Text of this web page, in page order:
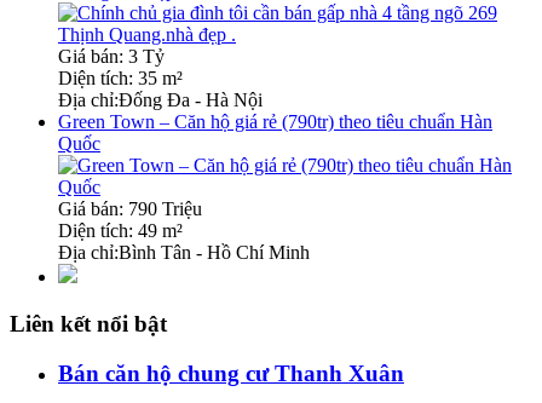
Giá bán: 3 Tỷ
Diện tích: 35 m²
Địa chỉ:Đống Đa - Hà Nội
Green Town – Căn hộ giá rẻ (790tr) theo tiêu chuẩn Hàn
Quốc
Giá bán: 790 Triệu
Diện tích: 49 m²
Địa chỉ:Bình Tân - Hồ Chí Minh
Liên kết nổi bật
Bán căn hộ chung cư Thanh Xuân